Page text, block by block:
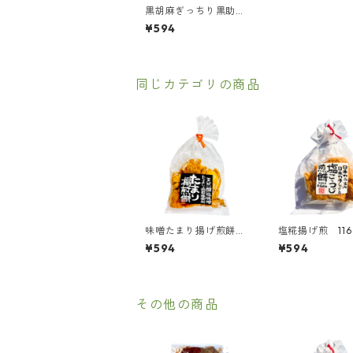
黒胡麻ぎっちり黒助煎
餅 15枚 セサミン
¥594
同じカテゴリの商品
味噌たまり揚げ煎餅
116ｇ
¥594
塩糀揚げ煎
¥594
その他の商品